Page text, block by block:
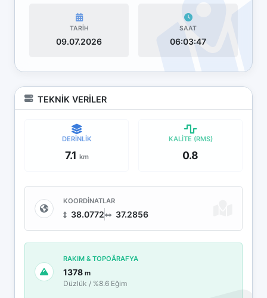
TARİH
09.07.2026
SAAT
06:03:47
TEKNİK VERİLER
DERİNLİK
7.1 km
KALİTE (RMS)
0.8
KOORDİNATLAR
38.0772 37.2856
RAKIM & TOPOÄRAFYA
1378 m
Düzlük / %8.6 Eğim